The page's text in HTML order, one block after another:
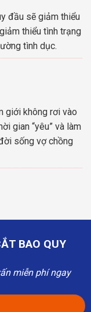
đầu sẽ giảm thiểu
thiểu tình trạng
tình dục.
giới không rơi vào
gian “yêu” và làm
sống vợ chồng
BAO QUY
miễn phí ngay